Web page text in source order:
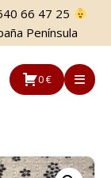
66 47 25
Península
0 €